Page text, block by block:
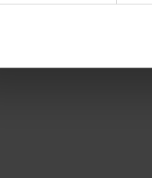
Sie auf "Alle erlauben",
dürfen. Über die